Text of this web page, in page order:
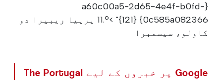
{a60c00a5-2d65-4e4f-b0fd-
0c585a082366} {121}" >11.º پرییا ریبیرا دو
کاولو، سیسمبرا
Google پر خبروں کے لیے The Portugal